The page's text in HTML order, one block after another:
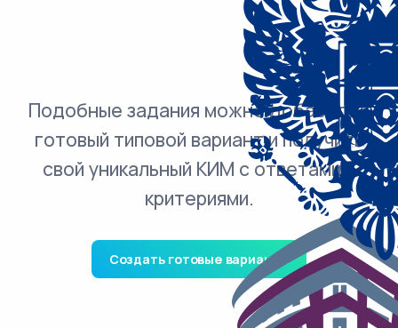
Подобные задания можно добавить в
готовый типовой вариант и получить
свой уникальный КИМ с ответами и
критериями.
Создать готовые варианты